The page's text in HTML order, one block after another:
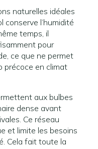
naturelles idéales
conserve l’humidité
temps, il
pour
ce que ne permet
précoce en climat
aux bulbes
dense avant
Ce réseau
et limite les besoins
Cela fait toute la